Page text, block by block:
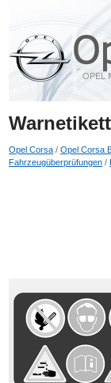
Warnetikett
Opel Corsa /Opel Corsa
Fahrzeugüberprüfungen /